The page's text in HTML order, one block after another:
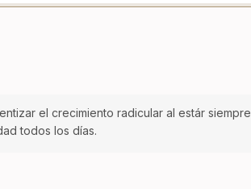
el crecimiento radicular al estár siempre
todos los días.